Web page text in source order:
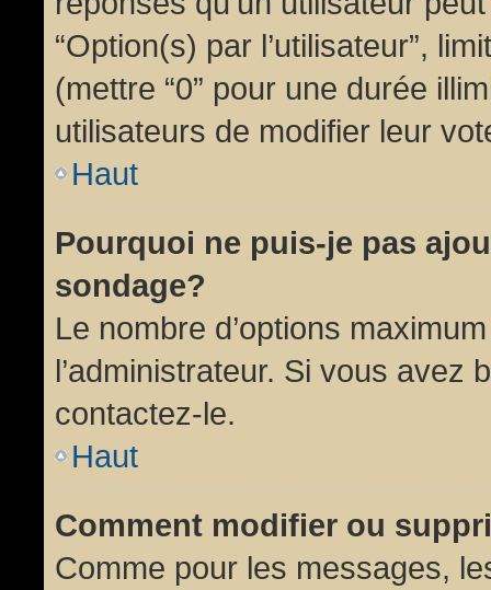
“Option(s) par l’utilisateur”,
(mettre “0” pour une durée
utilisateurs de modifier leur
Haut
Pourquoi ne puis-je pas
sondage?
Le nombre d’options
l’administrateur. Si vous avez
contactez-le.
Haut
Comment modifier ou
Comme pour les messages,